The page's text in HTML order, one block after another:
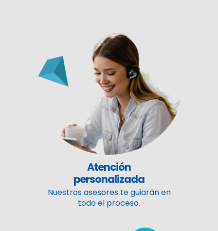
Atención
personalizada
Nuestros asesores te guiarán en
todo el proceso.